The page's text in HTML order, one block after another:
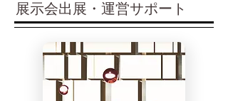
展示会出展・運営サポート